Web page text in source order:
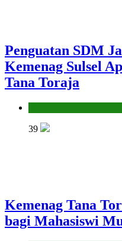
Penguatan SDM
Kemenag Sulsel
Tana Toraja
39
Kemenag Tana
bagi Mahasiswi